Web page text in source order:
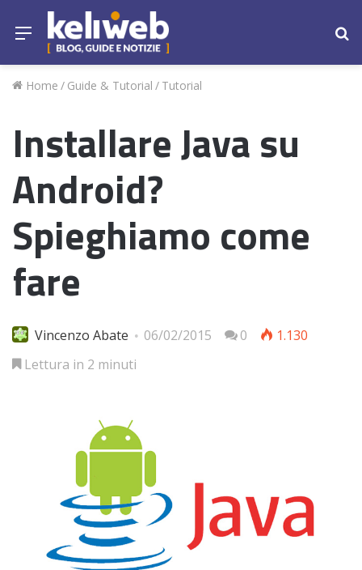
Menu
Home / Guide & Tutorial / Tutorial
Installare Java su
Android?
Spieghiamo come
fare
Vincenzo Abate 06/02/2015 0
1.130
Lettura in 2 minuti